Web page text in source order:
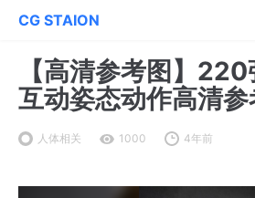
CG STAION
【高清参考图】
互动姿态动作高清
人体相关 1000 4年前